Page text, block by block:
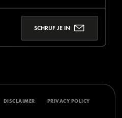
SCHRIJF JE IN
DISCLAIMER PRIVACY POLICY